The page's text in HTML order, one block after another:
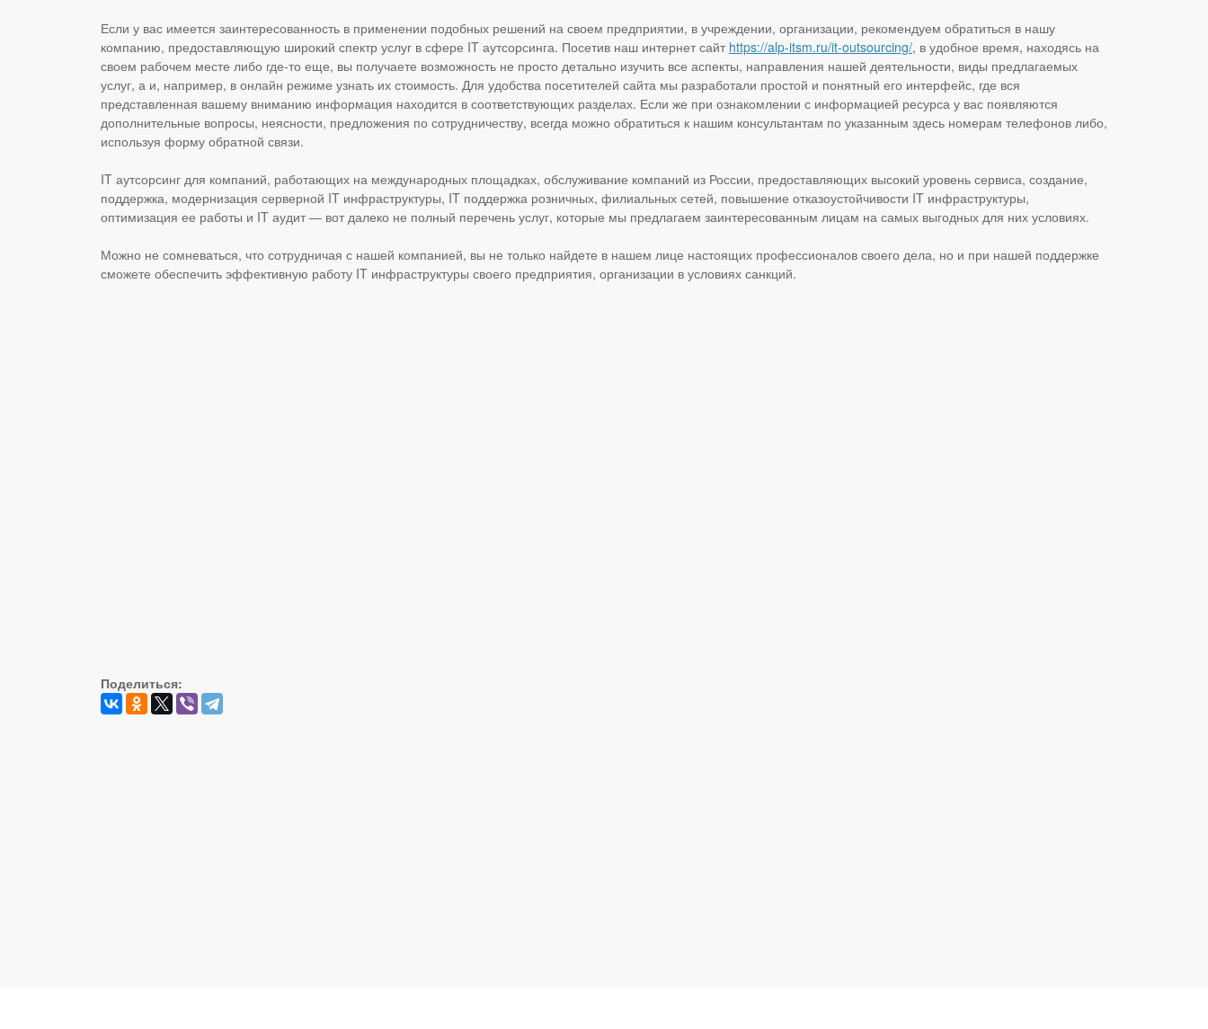
Если у вас имеется заинтересованность в применении подобных решений на своем предприятии, в учреждении, организации, рекомендуем обратиться в нашу
компанию, предоставляющую широкий спектр услуг в сфере IT аутсорсинга. Посетив наш интернет сайт https://alp-itsm.ru/it-outsourcing/, в удобное время, находясь на
своем рабочем месте либо где-то еще, вы получаете возможность не просто детально изучить все аспекты, направления нашей деятельности, виды предлагаемых
услуг, а и, например, в онлайн режиме узнать их стоимость. Для удобства посетителей сайта мы разработали простой и понятный его интерфейс, где вся
представленная вашему вниманию информация находится в соответствующих разделах. Если же при ознакомлении с информацией ресурса у вас появляются
дополнительные вопросы, неясности, предложения по сотрудничеству, всегда можно обратиться к нашим консультантам по указанным здесь номерам телефонов либо,
используя форму обратной связи.
IT аутсорсинг для компаний, работающих на международных площадках, обслуживание компаний из России, предоставляющих высокий уровень сервиса, создание,
поддержка, модернизация серверной IT инфраструктуры, IT поддержка розничных, филиальных сетей, повышение отказоустойчивости IT инфраструктуры,
оптимизация ее работы и IT аудит — вот далеко не полный перечень услуг, которые мы предлагаем заинтересованным лицам на самых выгодных для них условиях.
Можно не сомневаться, что сотрудничая с нашей компанией, вы не только найдете в нашем лице настоящих профессионалов своего дела, но и при нашей поддержке
сможете обеспечить эффективную работу IT инфраструктуры своего предприятия, организации в условиях санкций.
Поделиться: